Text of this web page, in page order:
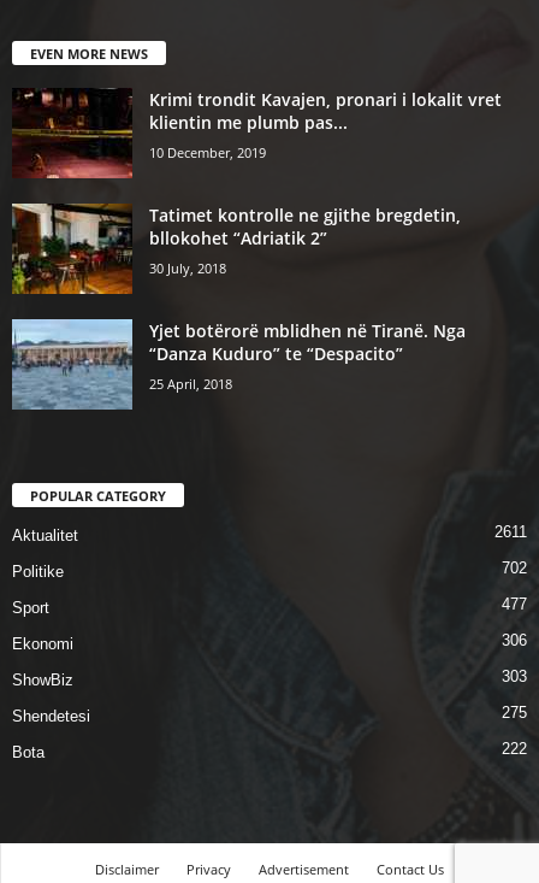
EVEN MORE NEWS
Krimi trondit Kavajen, pronari i lokalit vret
klientin me plumb pas...
10 December, 2019
Tatimet kontrolle ne gjithe bregdetin,
bllokohet “Adriatik 2”
30 July, 2018
Yjet botërorë mblidhen në Tiranë. Nga
“Danza Kuduro” te “Despacito”
25 April, 2018
POPULAR CATEGORY
Aktualitet 2611
Politike 702
Sport 477
Ekonomi 306
ShowBiz 303
Shendetesi 275
Bota 222
Disclaimer Privacy Advertisement Contact Us